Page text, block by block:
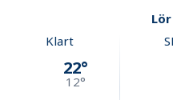
Klart
22°
12°